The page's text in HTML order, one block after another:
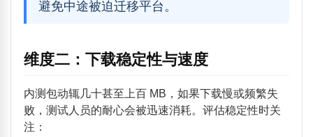
避免中途被迫迁移平台。
维度二：下载稳定性与速度
内测包动辄几十甚至上百 MB，如果下载慢或频繁失
败，测试人员的耐心会被迅速消耗。评估稳定性时关
注：